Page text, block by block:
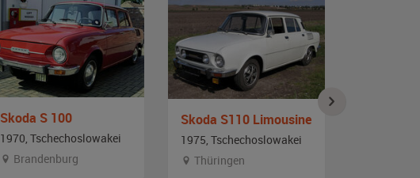
Skoda S 100
1970, Tschechoslowakei
Brandenburg
Skoda S110 Limousine
1975, Tschechoslowakei
Thüringen